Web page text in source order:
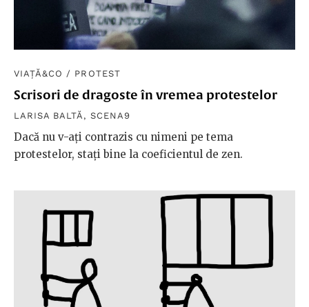
VIAȚĂ&CO / PROTEST
Scrisori de dragoste în vremea protestelor
LARISA BALTĂ , SCENA9
Dacă nu v-ați contrazis cu nimeni pe tema
protestelor, stați bine la coeficientul de zen.